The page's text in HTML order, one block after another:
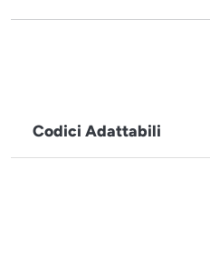
Codici Adattabili